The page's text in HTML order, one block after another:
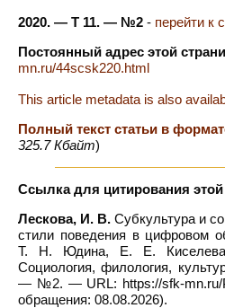
2020. — Т 11. — №2 - перейти к
Постоянный адрес этой
mn.ru/44scsk220.html
This article metadata is also
Полный текст статьи в
325.7 Кбайт)
Ссылка для цитирования этой
Лескова, И. В. Субкультура и
стили поведения в цифровом
Т. Н. Юдина, Е. Е.
Социология, филология,
— №2. — URL: https://sfk-mn.ru/
обращения: 08.08.2026).